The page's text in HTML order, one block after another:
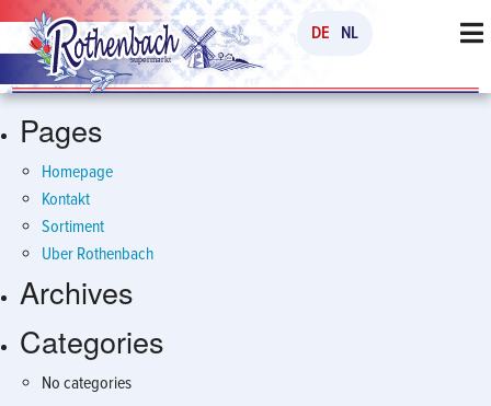
DE NL
Search
for:
Pages
Homepage
Kontakt
Sortiment
Uber Rothenbach
Archives
Categories
No categories